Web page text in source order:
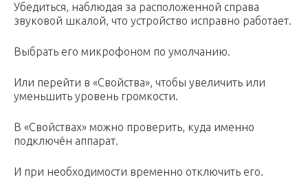
Убедиться, наблюдая за расположенной справа
звуковой шкалой, что устройство исправно работает.
Выбрать его микрофоном по умолчанию.
Или перейти в «Свойства», чтобы увеличить или
уменьшить уровень громкости.
В «Свойствах» можно проверить, куда именно
подключён аппарат.
И при необходимости временно отключить его.